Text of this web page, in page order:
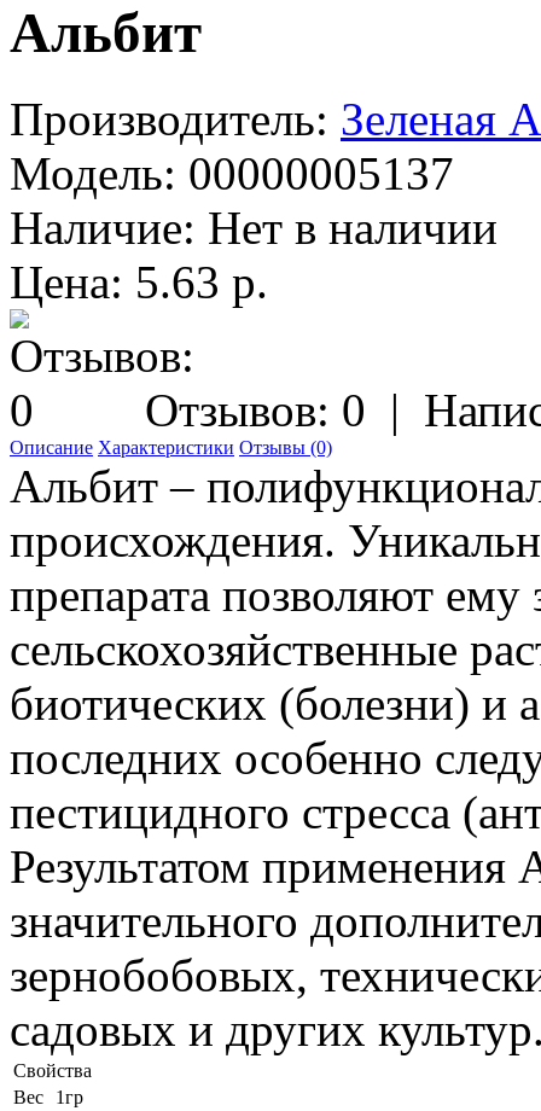
Альбит
Производитель: Зеленая
Модель: 00000005137
Наличие: Нет в наличии
Цена: 5.63 р.
Отзывов: 0 |
Описание Характеристики Отзывы (0)
Альбит –
происхождения.
препарата позволяют
сельскохозяйственные
биотических (болезни) и
последних особенно
пестицидного стресса
Результатом применения
значительного
зернобобовых,
садовых и других
Свойства
Вес
1гр